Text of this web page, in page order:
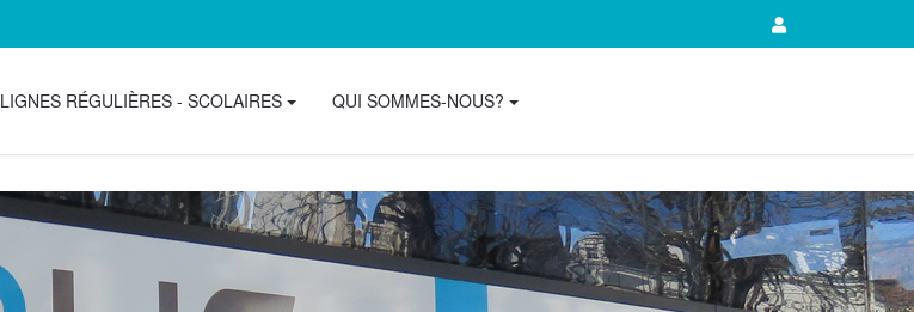
LIGNES RÉGULIÈRES - SCOLAIRES QUI SOMMES-NOUS?